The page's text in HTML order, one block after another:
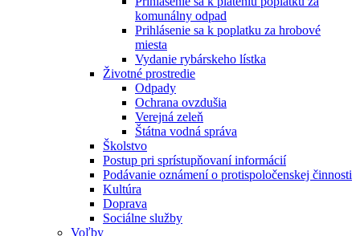
komunálny odpad
Prihlásenie sa k poplatku za hrobové
miesta
Vydanie rybárskeho lístka
Životné prostredie
Odpady
Ochrana ovzdušia
Verejná zeleň
Štátna vodná správa
Školstvo
Postup pri sprístupňovaní informácií
Podávanie oznámení o protispoločenskej činnosti
Kultúra
Doprava
Sociálne služby
Voľby